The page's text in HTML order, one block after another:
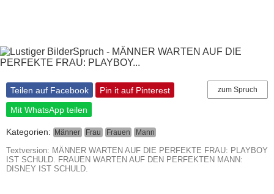
zum Spruch
Teilen auf Facebook
Pin it auf Pinterest
Mit WhatsApp teilen
Kategorien: Männer Frau Frauen Mann
Textversion: MÄNNER WARTEN AUF DIE PERFEKTE FRAU: PLAYBOY
IST SCHULD. FRAUEN WARTEN AUF DEN PERFEKTEN MANN:
DISNEY IST SCHULD.